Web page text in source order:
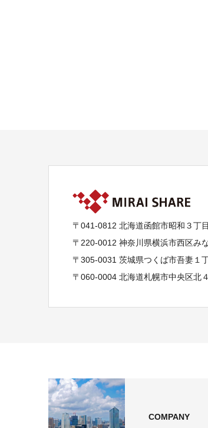
〒041-0812 北海道函館市昭和３丁
〒220-0012 神奈川県横浜市西区み
〒305-0031 茨城県つくば市吾妻１
〒060-0004 北海道札幌市中央区北
COMPANY